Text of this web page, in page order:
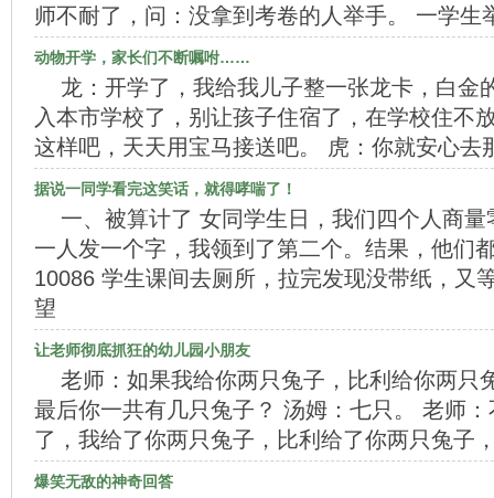
师不耐了，问：没拿到考卷的人举手。 一学生
动物开学，家长们不断嘱咐……
龙：开学了，我给我儿子整一张龙卡，白金
入本市学校了，别让孩子住宿了，在学校住不
这样吧，天天用宝马接送吧。 虎：你就安心去
据说一同学看完这笑话，就得哮喘了！
一、被算计了 女同学生日，我们四个人商
一人发一个字，我领到了第二个。结果，他们
10086 学生课间去厕所，拉完发现没带纸，又
望
让老师彻底抓狂的幼儿园小朋友
老师：如果我给你两只兔子，比利给你两只
最后你一共有几只兔子？ 汤姆：七只。 老师
了，我给了你两只兔子，比利给了你两只兔子
爆笑无敌的神奇回答